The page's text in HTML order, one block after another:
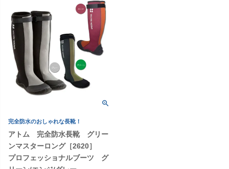
完全防水のおしゃれな長靴！
アトム 完全防水長靴 グリー
ンマスターロング［2620］
プロフェッショナルブーツ グ